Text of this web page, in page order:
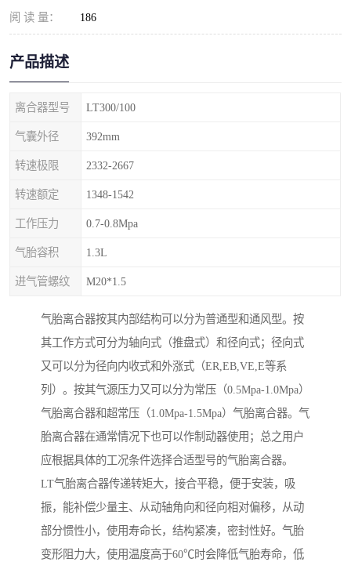
阅 读 量： 186
产品描述
离合器型号 LT300/100
气囊外径 392mm
转速极限 2332-2667
转速额定 1348-1542
工作压力 0.7-0.8Mpa
气胎容积 1.3L
进气管螺纹 M20*1.5
气胎离合器按其内部结构可以分为普通型和通风型。按
其工作方式可分为轴向式（推盘式）和径向式；径向式
又可以分为径向内收式和外涨式（ER,EB,VE,E等系
列）。按其气源压力又可以分为常压（0.5Mpa-1.0Mpa）
气胎离合器和超常压（1.0Mpa-1.5Mpa）气胎离合器。气
胎离合器在通常情况下也可以作制动器使用；总之用户
应根据具体的工况条件选择合适型号的气胎离合器。
LT气胎离合器传递转矩大，接合平稳，便于安装，吸
振，能补偿少量主、从动轴角向和径向相对偏移，从动
部分惯性小，使用寿命长，结构紧凑，密封性好。气胎
变形阻力大，使用温度高于60℃时会降低气胎寿命，低